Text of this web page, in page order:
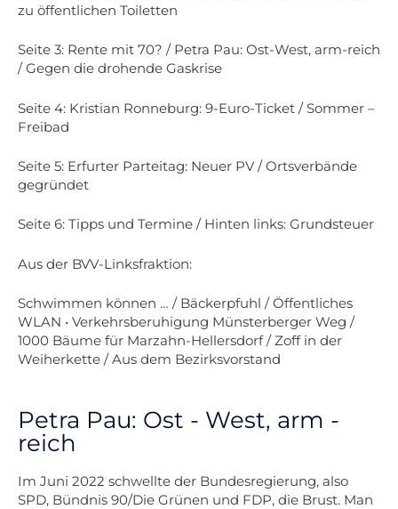
zu öffentlichen Toiletten
Seite 3: Rente mit 70? / Petra Pau: Ost-West, arm-reich
/ Gegen die drohende Gaskrise
Seite 4: Kristian Ronneburg: 9-Euro-Ticket / Sommer –
Freibad
Seite 5: Erfurter Parteitag: Neuer PV / Ortsverbände
gegründet
Seite 6: Tipps und Termine / Hinten links: Grundsteuer
Aus der BVV-Linksfraktion:
Schwimmen können … / Bäckerpfuhl / Öffentliches
WLAN • Verkehrsberuhigung Münsterberger Weg /
1000 Bäume für Marzahn-Hellersdorf /Zoff in der
Weiherkette / Aus dem Bezirksvorstand
Petra Pau: Ost - West, arm -
reich
Im Juni 2022 schwellte der Bundesregierung, also
SPD, Bündnis 90/Die Grünen und FDP, die Brust. Man